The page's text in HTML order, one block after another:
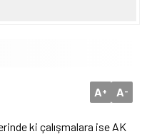
A+ A-
ki çalışmalara ise AK